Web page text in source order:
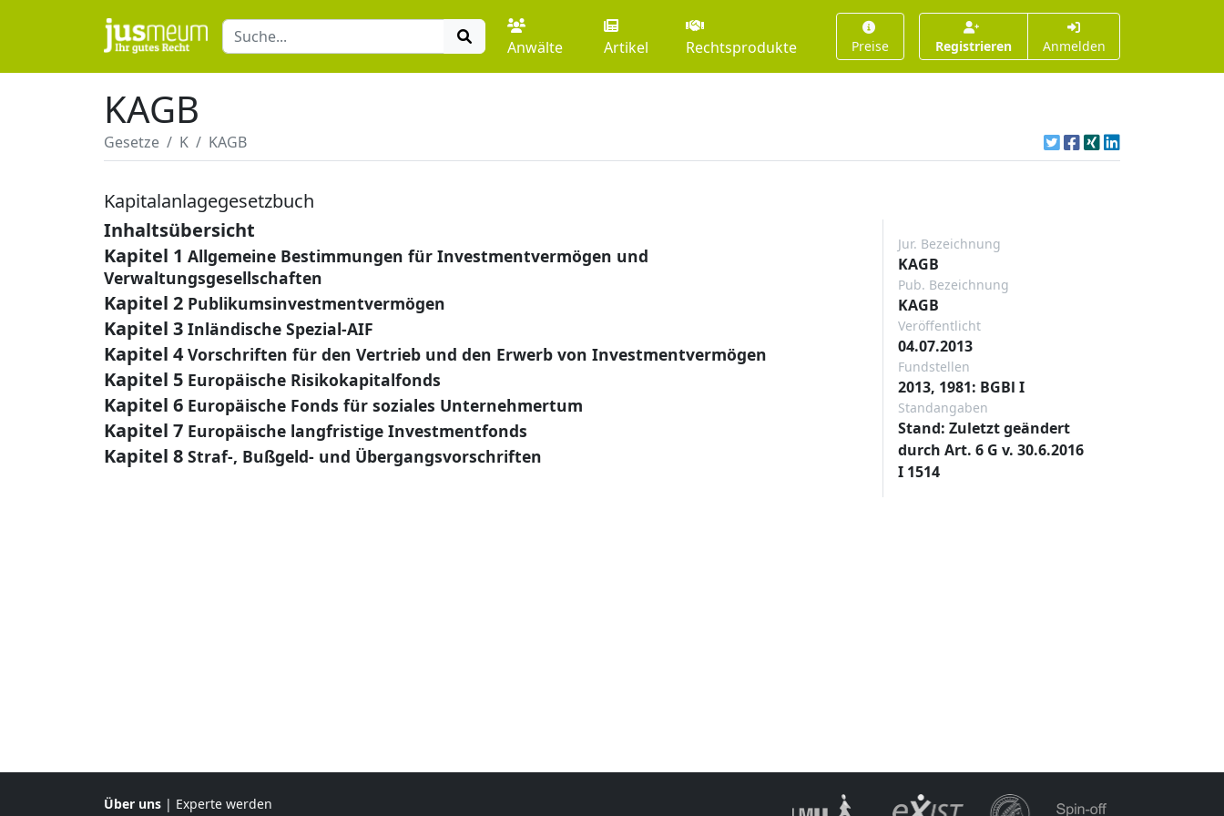
Anwälte Artikel Rechtsprodukte Preise Registrieren Anmelden
KAGB
Gesetze K KAGB
Kapitalanlagegesetzbuch
Inhaltsübersicht
Kapitel 1 Allgemeine Bestimmungen für Investmentvermögen und
Verwaltungsgesellschaften
Kapitel 2 Publikumsinvestmentvermögen
Kapitel 3 Inländische Spezial-AIF
Kapitel 4 Vorschriften für den Vertrieb und den Erwerb von Investmentvermögen
Kapitel 5 Europäische Risikokapitalfonds
Kapitel 6 Europäische Fonds für soziales Unternehmertum
Kapitel 7 Europäische langfristige Investmentfonds
Kapitel 8 Straf-, Bußgeld- und Übergangsvorschriften
Jur. Bezeichnung
KAGB
Pub. Bezeichnung
KAGB
Veröffentlicht
04.07.2013
Fundstellen
2013, 1981: BGBl I
Standangaben
Stand: Zuletzt geändert
durch Art. 6 G v. 30.6.2016
I 1514
Über uns | Experte werden